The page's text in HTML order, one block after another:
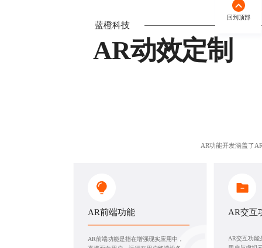
蓝橙科技
AR动效定制
AR功能开发涵盖了
AR前端功能
AR前端功能是指在增强现实应用中，
AR交互
AR交互功能
回到顶部